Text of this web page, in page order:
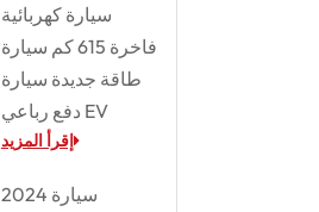
سيارة كهربائية
فاخرة 615 كم سيارة
طاقة جديدة سيارة
دفع رباعي EV
إقرأ المزيد
2024 سيارة